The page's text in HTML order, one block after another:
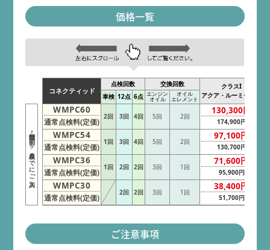
価格一覧
コネクティッド
点検回数 交換回数
クラスI
アクア・ルーミーなど
車検 12点 6点 エンジン
オイル
オイル
エレメント
新車時~初回
12
ヶ月点検までにご加入
WMPC60
通常点検料(定価)
2回 3回 4回 5回 2回
130,300円
174,900円
WMPC54
通常点検料(定価)
1回 3回 4回 5回 2回
97,100円
130,700円
WMPC36
通常点検料(定価)
1回 2回 2回 3回 1回
71,600円
95,900円
WMPC30
通常点検料(定価)
2回 2回 3回 1回
38,400円
51,700円
ご注意事項